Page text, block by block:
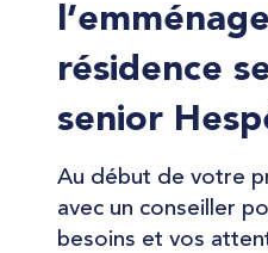
résidence
senior
Au début de votre
avec un conseiller
besoins et vos